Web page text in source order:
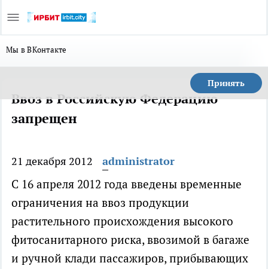
Мы в ВКонтакте
Принять
Ввоз в Российскую Федерацию
запрещен
21 декабря 2012 administrator
С 16 апреля 2012 года введены временные
ограничения на ввоз продукции
растительного происхождения высокого
фитосанитарного риска, ввозимой в багаже
и ручной клади пассажиров, прибывающих